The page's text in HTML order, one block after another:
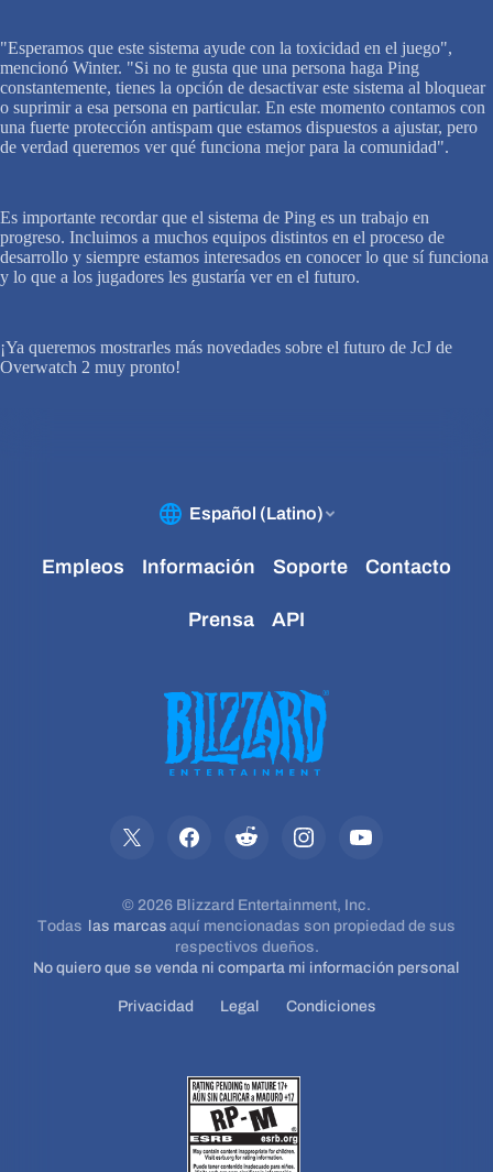
"Esperamos que este sistema ayude con la toxicidad en el juego",
mencionó Winter. "Si no te gusta que una persona haga Ping
constantemente, tienes la opción de desactivar este sistema al bloquear
o suprimir a esa persona en particular. En este momento contamos con
una fuerte protección antispam que estamos dispuestos a ajustar, pero
de verdad queremos ver qué funciona mejor para la comunidad".
Es importante recordar que el sistema de Ping es un trabajo en
progreso. Incluimos a muchos equipos distintos en el proceso de
desarrollo y siempre estamos interesados en conocer lo que sí funciona
y lo que a los jugadores les gustaría ver en el futuro.
¡Ya queremos mostrarles más novedades sobre el futuro de JcJ de
Overwatch 2 muy pronto!